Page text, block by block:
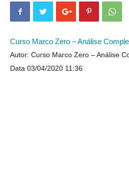
Curso Marco Zero – Análise
Autor: Curso Marco Zero – Análise
Data 03/04/2020 11:36